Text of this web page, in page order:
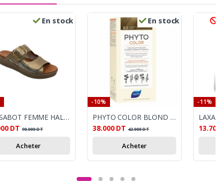
En stock
STI SABOT FEMME HALLUS VALGUS BEIGE
DT 90.000DT
Acheter
En stock
-10%
PHYTO COLOR BLOND CLAIR DORE 8.3
38.000 DT 42.000DT
Acheter
-11%
13.700